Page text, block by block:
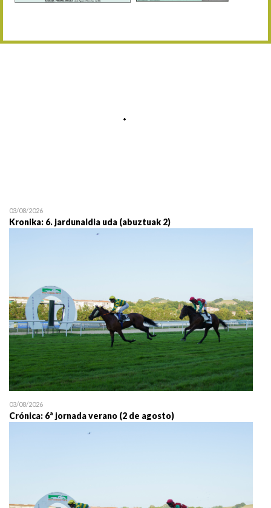
30/08 17:30 Abuztuaren 30a / 30 de
19/07 11:30
03/08/2026
Kronika: 6. jardunaldia uda (abuztuak 2)
03/08/2026
Crónica: 6ª jornada verano (2 de agosto)